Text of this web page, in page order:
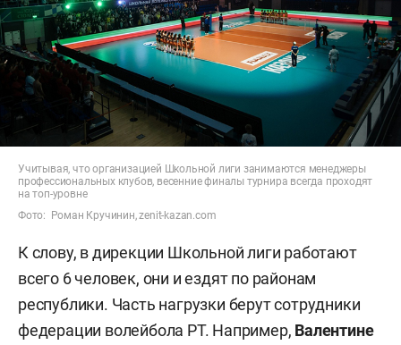
Учитывая, что организацией Школьной лиги занимаются менеджеры
профессиональных клубов, весенние финалы турнира всегда проходят
на топ-уровне
Фото: Роман Кручинин, zenit-kazan.com
К слову, в дирекции Школьной лиги работают
всего 6 человек, они и ездят по районам
республики. Часть нагрузки берут сотрудники
федерации волейбола РТ. Например, Валентине